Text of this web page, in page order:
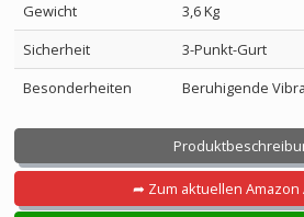
Gewicht
3,6 Kg
Sicherheit
3-Punkt-Gurt
Besonderheiten
Beruhigende
➦ Zum aktuellen Amazon